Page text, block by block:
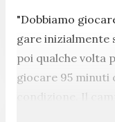
"Dobbiamo
gare inizialmente
poi qualche volta
giocare 95 minuti
condizione. Il